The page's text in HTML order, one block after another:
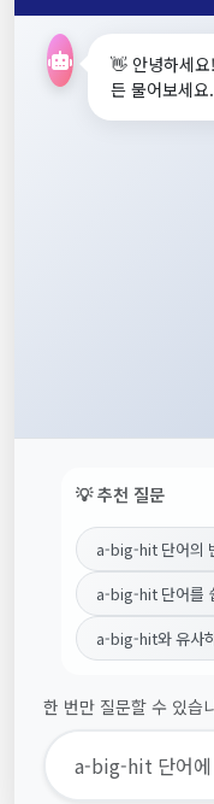
👋 안녕하세
든 물어보세
💡 추천 질문
a-big-hit 단어의
a-big-hit 단어를
a-big-hit와 유사
한 번만 질문할 수 있습